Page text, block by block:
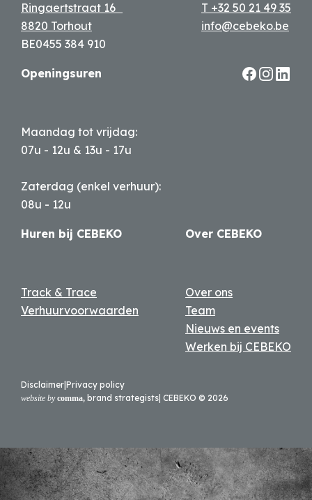
Ringaertstraat 16
8820 Torhout
BE0455 384 910
T +32 50 21 49 35
info@cebeko.be
Openingsuren
Maandag tot vrijdag:
07u - 12u & 13u - 17u
Zaterdag (enkel verhuur):
08u - 12u
Huren bij CEBEKO
Track & Trace
Verhuurvoorwaarden
Over CEBEKO
Over ons
Team
Nieuws en events
Werken bij CEBEKO
Disclaimer Privacy policy
website by comma, brand strategists | CEBEKO © 2026